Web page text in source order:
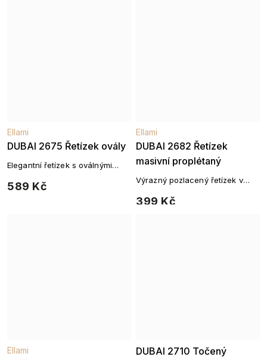
DUBAI 2675 Řetízek ovály
Ellami
589 Kč
Elegantní řetízek s oválnými
zlatem
DUBAI 2682 Řetízek
masivní proplétaný
Ellami
399 Kč
Výrazný pozlacený řetízek v
Ellami
DUBAI 2710 Točený